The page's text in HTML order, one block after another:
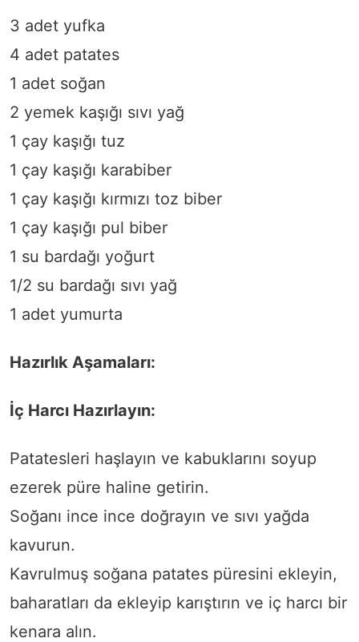
3 adet yufka
4 adet patates
1 adet soğan
2 yemek kaşığı sıvı yağ
1 çay kaşığı tuz
1 çay kaşığı karabiber
1 çay kaşığı kırmızı toz biber
1 çay kaşığı pul biber
1 su bardağı yoğurt
1/2 su bardağı sıvı yağ
1 adet yumurta
Hazırlık Aşamaları:
İç Harcı Hazırlayın:
Patatesleri haşlayın ve kabuklarını soyup
ezerek püre haline getirin.
Soğanı ince ince doğrayın ve sıvı yağda
kavurun.
Kavrulmuş soğana patates püresini ekleyin,
baharatları da ekleyip karıştırın ve iç harcı bir
kenara alın.